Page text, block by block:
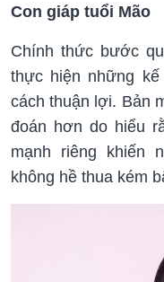
Con giáp tuổi Mão
Chính thức bước
thực hiện những
cách thuận lợi. Bản
đoán hơn do hiểu
mạnh riêng khiến
không hề thua kém